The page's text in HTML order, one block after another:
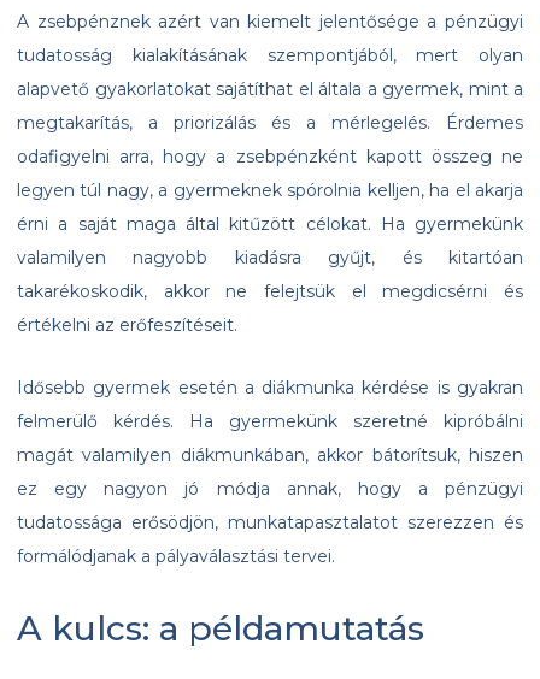
A zsebpénznek azért van kiemelt jelentősége a pénzügyi
tudatosság kialakításának szempontjából, mert olyan
alapvető gyakorlatokat sajátíthat el általa a gyermek, mint a
megtakarítás, a priorizálás és a mérlegelés. Érdemes
odafigyelni arra, hogy a zsebpénzként kapott összeg ne
legyen túl nagy, a gyermeknek spórolnia kelljen, ha el akarja
érni a saját maga által kitűzött célokat. Ha gyermekünk
valamilyen nagyobb kiadásra gyűjt, és kitartóan
takarékoskodik, akkor ne felejtsük el megdicsérni és
értékelni az erőfeszítéseit.
Idősebb gyermek esetén a diákmunka kérdése is gyakran
felmerülő kérdés. Ha gyermekünk szeretné kipróbálni
magát valamilyen diákmunkában, akkor bátorítsuk, hiszen
ez egy nagyon jó módja annak, hogy a pénzügyi
tudatossága erősödjön, munkatapasztalatot szerezzen és
formálódjanak a pályaválasztási tervei.
A kulcs: a példamutatás